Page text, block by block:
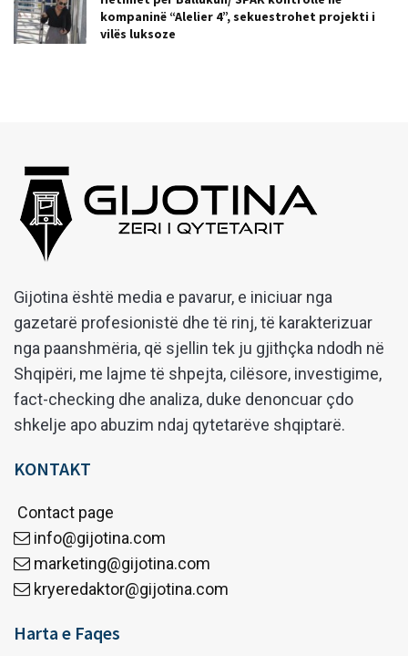
kompaninë “Alelier 4”, sekuestrohet projekti i
vilës luksoze
Gijotina është media e pavarur, e iniciuar nga
gazetarë profesionistë dhe të rinj, të karakterizuar
nga paanshmëria, që sjellin tek ju gjithçka ndodh në
Shqipëri, me lajme të shpejta, cilësore, investigime,
fact-checking dhe analiza, duke denoncuar çdo
shkelje apo abuzim ndaj qytetarëve shqiptarë.
KONTAKT
Contact page
info@gijotina.com
marketing@gijotina.com
kryeredaktor@gijotina.com
Harta e Faqes